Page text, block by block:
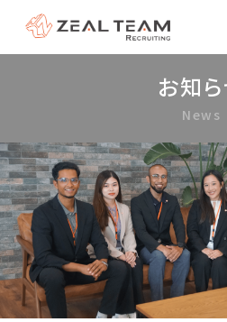
お知
News